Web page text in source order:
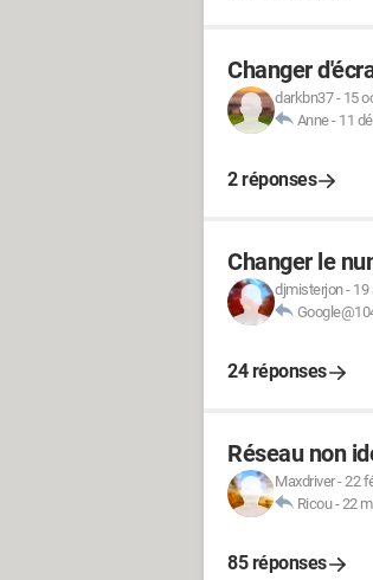
Changer
darkbn37- 15
Anne- 11
2 réponses
Changer le
djmisterjon- 19
24 réponses
Réseau non
Maxdriver-22
Ricou-22
85 réponses